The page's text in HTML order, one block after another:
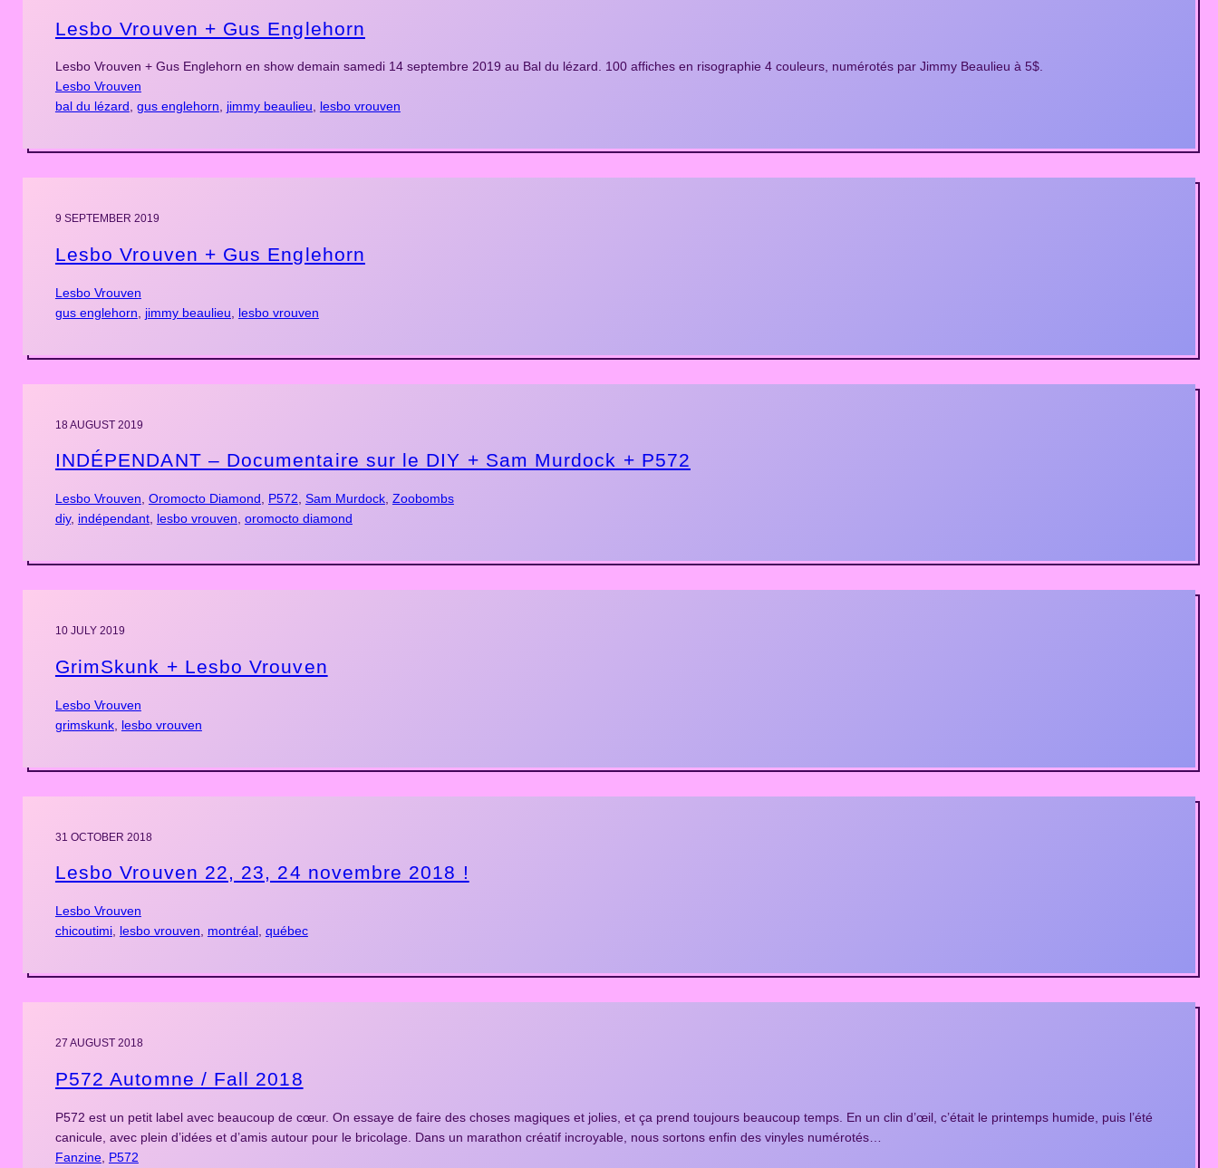
Lesbo Vrouven + Gus Englehorn
Lesbo Vrouven + Gus Englehorn en show demain samedi 14 septembre 2019 au Bal du lézard. 100 affiches en risographie 4 couleurs, numérotés par Jimmy Beaulieu à 5$.
Lesbo Vrouven
bal du lézard, gus englehorn, jimmy beaulieu, lesbo vrouven
9 SEPTEMBER 2019
Lesbo Vrouven + Gus Englehorn
Lesbo Vrouven
gus englehorn
jimmy beaulieu lesbo vrouven
18 AUGUST 2019
INDÉPENDANT – Documentaire sur le DIY + Sam Murdock + P572
Lesbo Vrouven, Oromocto Diamond, P572, Sam Murdock, Zoobombs
diy, indépendant, lesbo vrouven, oromocto diamond
10 JULY 2019
GrimSkunk + Lesbo Vrouven
Lesbo Vrouven
grimskunk, lesbo vrouven
31 OCTOBER 2018
Lesbo Vrouven 22, 23, 24 novembre 2018 !
Lesbo Vrouven
chicoutimi, lesbo vrouven montréal, québec
27 AUGUST 2018
P572 Automne / Fall 2018
P572 est un petit label avec beaucoup de cœur. On essaye de faire des choses magiques et jolies, et ça prend toujours beaucoup temps. En un clin d’œil, c’était le printemps humide, puis l’été
canicule, avec plein d’idées et d’amis autour pour le bricolage. Dans un marathon créatif incroyable, nous sortons enfin des vinyles numérotés…
Fanzine, P572